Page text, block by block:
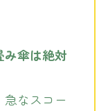
傘は絶対
なスコー